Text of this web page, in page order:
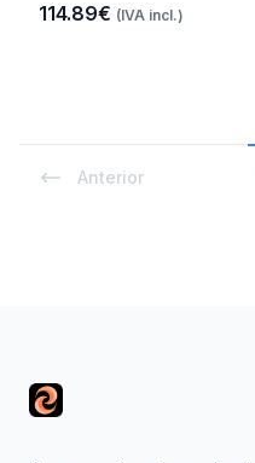
114.89€ (IVA incl.)
Anterior